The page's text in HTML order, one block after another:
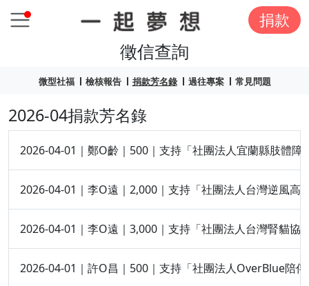
捐款
徵信查詢
微型社福 檢核報告 捐款芳名錄 過往專案 常見問題
2026-04捐款芳名錄
2026-04-01｜鄭O齡｜500｜支持「社團法人宜蘭縣肢體障
2026-04-01｜李O遠｜2,000｜支持「社團法人台灣逆風高
2026-04-01｜李O遠｜3,000｜支持「社團法人台灣腎貓協
2026-04-01｜許O昌｜500｜支持「社團法人OverBlue陪